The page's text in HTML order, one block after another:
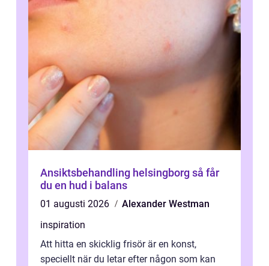
Ansiktsbehandling helsingborg så får
du en hud i balans
01 augusti 2026
Alexander Westman
inspiration
Att hitta en skicklig frisör är en konst,
speciellt när du letar efter någon som kan